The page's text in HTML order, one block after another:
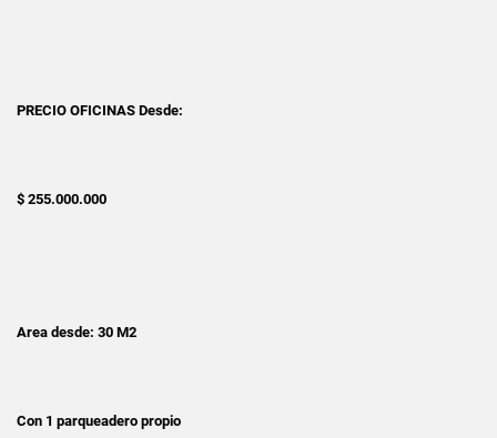
PRECIO OFICINAS Desde:
$ 255.000.000
Area desde: 30 M2
Con 1 parqueadero propio